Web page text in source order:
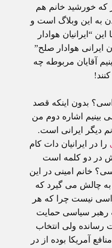
که خورشيد خانم هم
به اين وبلاگ است و
“ايرانيان هوادار
هوادار صلح”
آقايان مربوطه چه
بدون اينکه قصد
بينيم اشاره دوم من
ديگر ايرانی است.
را در ايرانيان دات کام
در دو کلمه است
خانم امينی در اين
چالش می گيرد که
نيست چرا که هر
رهبر سياسی حمايت
رسانده ولی انتخاب
آمريکا بوده از در